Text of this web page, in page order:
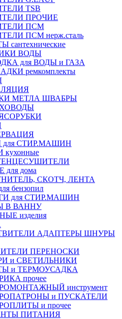
TSB
ПРОЧИЕ
ПСМ
ПСМ нерж.сталь
сантехнические
ВОДЫ
для ВОДЫ и ГАЗА
ремкомплекты
МЕТЛА ШВАБРЫ
для СТИР.МАШИН
для дома
СКОТЧ, ЛЕНТА
бензопил
для СТИР.МАШИН
В ВАННУ
изделия
АДАПТЕРЫ ШНУРЫ
ПЕРЕНОСКИ
и СВЕТИЛЬНИКИ
и ТЕРМОУСАДКА
прочее
инструмент
и ПУСКАТЕЛИ
и прочее
ПИТАНИЯ